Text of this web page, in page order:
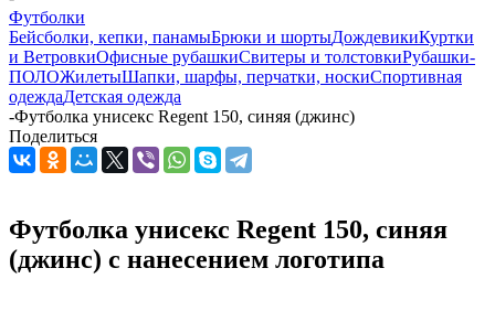
Футболки
Бейсболки, кепки, панамыБрюки и шортыДождевикиКуртки
и ВетровкиОфисные рубашкиСвитеры и толстовкиРубашки-
ПОЛОЖилетыШапки, шарфы, перчатки, носкиСпортивная
одеждаДетская одежда
-Футболка унисекс Regent 150, синяя (джинс)
Поделиться
Футболка унисекс Regent 150, синяя
(джинс) с нанесением логотипа